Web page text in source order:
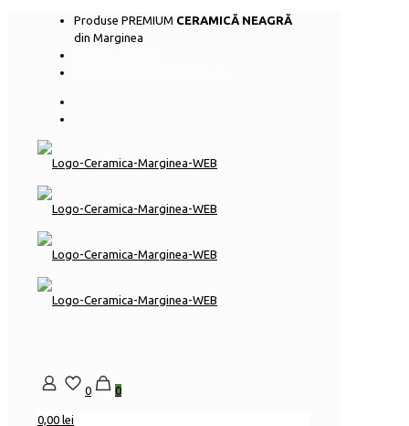
Produse PREMIUM CERAMICĂ NEAGRĂ
din Marginea
0 0
0,00 lei